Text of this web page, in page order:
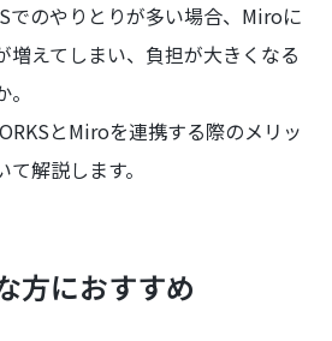
でのやりとりが多い場合、Miroに
増えてしまい、負担が大きくなる
とMiroを連携する際のメリッ
解説します。
方におすすめ